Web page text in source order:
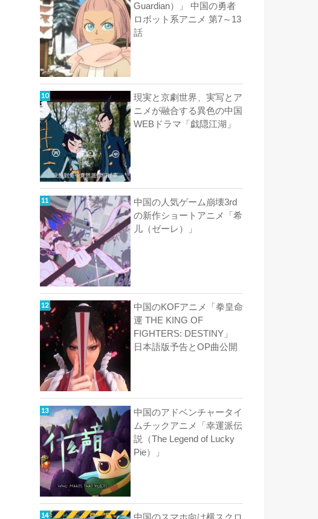
Guardian）」 中国の勇者
ロボット系アニメ 第7～13
話
現実と京劇世界、実写とア
ニメが融合する異色の中国
WEBドラマ「戯隠江湖」
中国の人気ゲーム崩壊3rd
の新作ショートアニメ「希
儿（ゼーレ）」
中国のKOFアニメ「拳皇命
運 THE KING OF
FIGHTERS: DESTINY」
日本語版予告とOP曲公開
中国のアドベンチャータイ
ムチックアニメ「幸運派伝
説（The Legend of Lucky
Pie）」
中国のスマホ向け横スクロ